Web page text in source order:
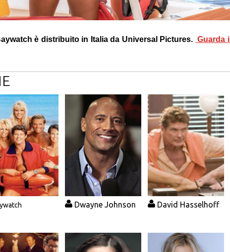
è distribuito in Italia da Universal Pictures. Guarda il
Dwayne Johnson David Hasselhoff